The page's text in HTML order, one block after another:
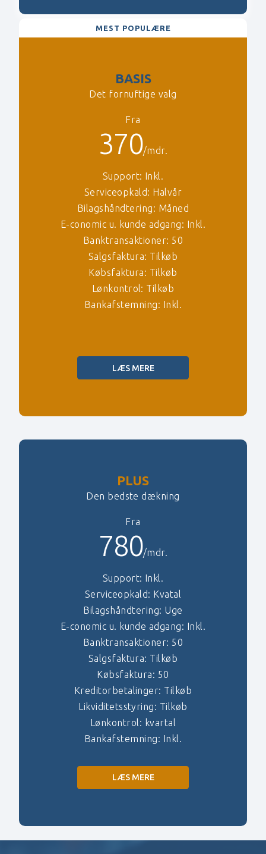
MEST POPULÆRE
BASIS
Det fornuftige valg
Fra
370/mdr.
Support: Inkl.
Serviceopkald: Halvår
Bilagshåndtering: Måned
E-conomic u. kunde adgang: Inkl.
Banktransaktioner: 50
Salgsfaktura: Tilkøb
Købsfaktura: Tilkøb
Lønkontrol: Tilkøb
Bankafstemning: Inkl.
LÆS MERE
PLUS
Den bedste dækning
Fra
780/mdr.
Support: Inkl.
Serviceopkald: Kvatal
Bilagshåndtering: Uge
E-conomic u. kunde adgang: Inkl.
Banktransaktioner: 50
Salgsfaktura: Tilkøb
Købsfaktura: 50
Kreditorbetalinger: Tilkøb
Likviditetsstyring: Tilkøb
Lønkontrol: kvartal
Bankafstemning: Inkl.
LÆS MERE